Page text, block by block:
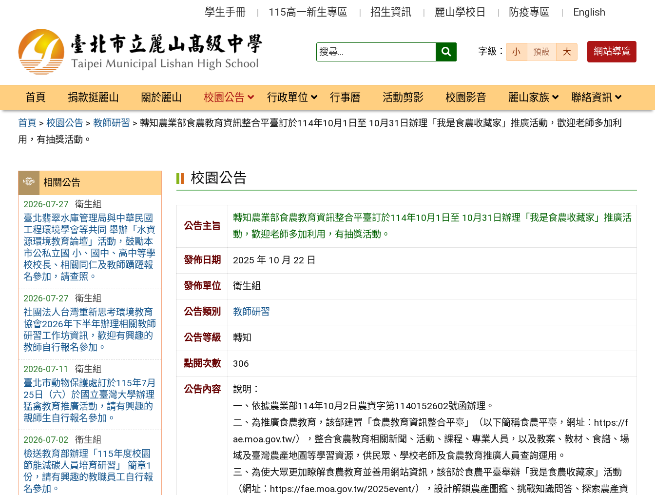
區
學生手冊 115高一新生專區 招生資訊 麗山學校日 防疫專區 English
搜
字級： 小 預設 大 網站導覽
首頁 捐款挺麗山 關於麗山 校園公告 行政單位 行事曆 活動剪影 校園影音 麗山家族 聯絡資訊
首頁 >校園公告 >教師研習 >轉知農業部食農教育資訊整合平臺訂於114年10月1日至 10月31日辦理「我是食農收藏家」推廣活動，歡迎老師多加利
用，有抽獎活動。
相關公告
2026-07-27 衛生組
臺北翡翠水庫管理局與中華民國
工程環境學會等共同 舉辦「水資
源環境教育論壇」活動，鼓勵本
市公私立國 小、國中、高中等學
校校長、相關同仁及教師踴躍報
名參加，請查照。
2026-07-27 衛生組
社團法人台灣重新思考環境教育
協會2026年下半年辦理相關教師
研習工作坊資訊，歡迎有興趣的
教師自行報名參加。
2026-07-11 衛生組
臺北市動物保護處訂於115年7月
25日（六）於國立臺灣大學辦理
猛禽教育推廣活動，請有興趣的
親師生自行報名參加。
2026-07-02 衛生組
檢送教育部辦理「115年度校園
節能減碳人員培育研習」 簡章1
份，請有興趣的教職員工自行報
名參加。
校園公告
公告主旨
轉知農業部食農教育資訊整合平臺訂於114年10月1日至 10月31日辦理「我是食農收藏家」推廣活
動，歡迎老師多加利用，有抽獎活動。
發佈日期 2025 年 10 月 22 日
發佈單位 衛生組
公告類別 教師研習
公告等級 轉知
點閱次數 306
公告內容
說明：
一、依據農業部114年10月2日農資字第1140152602號函辦理。
二、為推廣食農教育，該部建置「食農教育資訊整合平臺」（以下簡稱食農平臺，網址：https://f
ae.moa.gov.tw/），整合食農教育相關新聞、活動、課程、專業人員，以及教案、教材、食譜、場
域及臺灣農產地圖等學習資源，供民眾、學校老師及食農教育推廣人員查詢運用。
三、為使大眾更加瞭解食農教育並善用網站資訊，該部於食農平臺舉辦「我是食農收藏家」活動
（網址：https://fae.moa.gov.tw/2025event/），設計解鎖農產圖鑑、挑戰知識問答、探索農產資